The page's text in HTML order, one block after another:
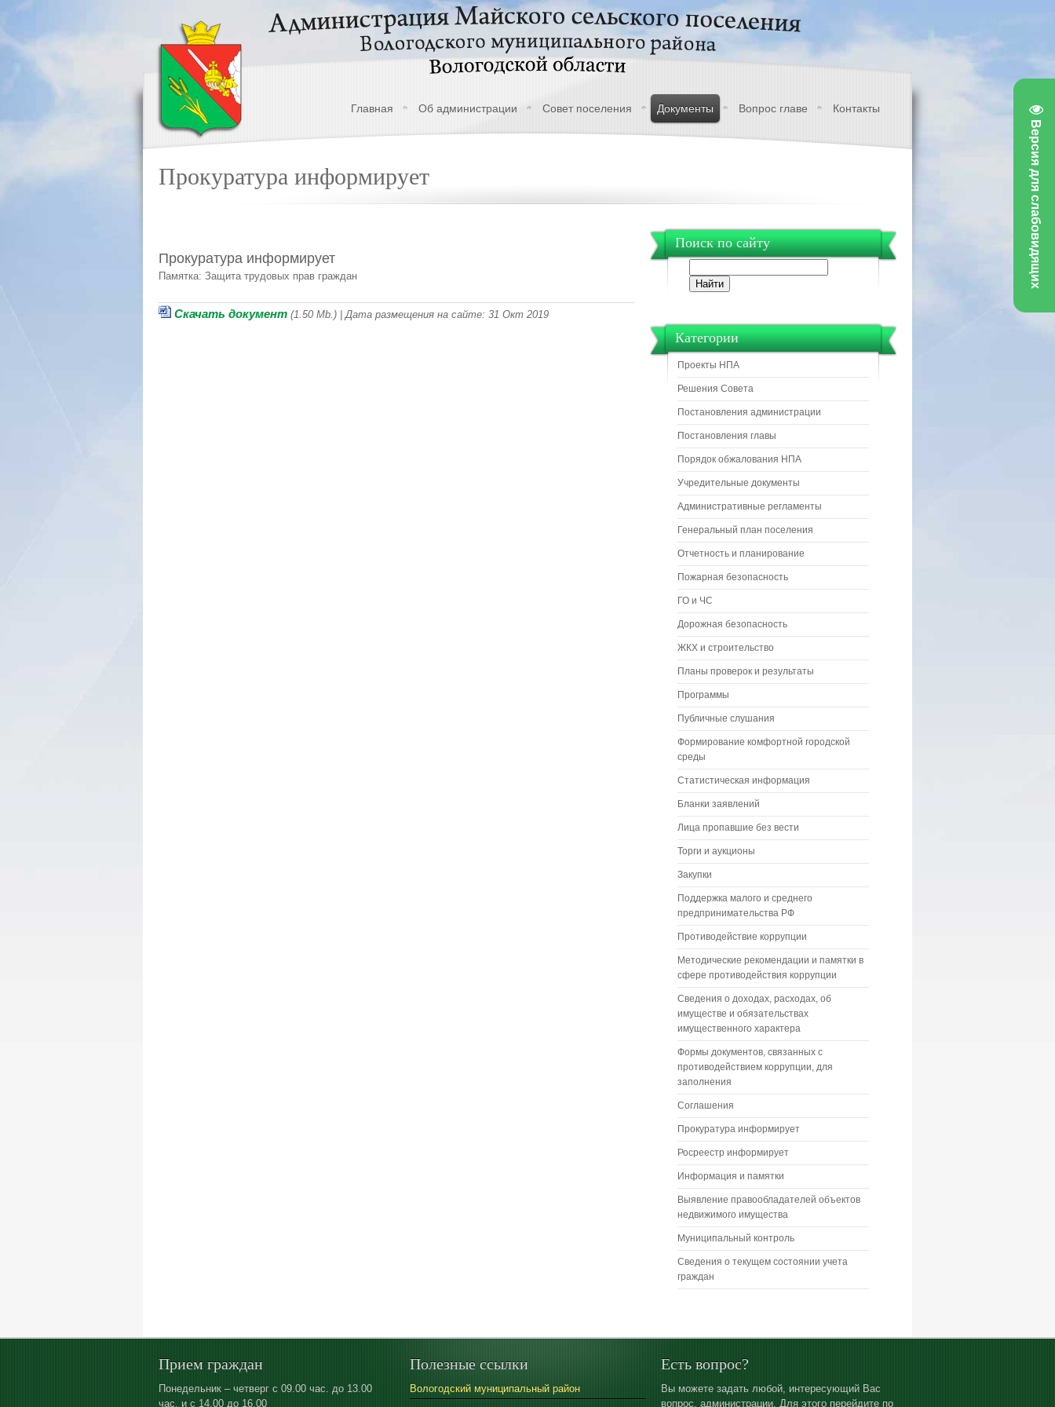
Версия для слабовидящих
Главная Об администрации Совет поселения Документы Вопрос главе Контакты
Прокуратура информирует
Прокуратура информирует
Памятка: Защита трудовых прав граждан
Скачать документ (1.50 Mb.) | Дата размещения на сайте: 31 Окт 2019
Поиск по сайту
Категории
Проекты НПА
Решения Совета
Постановления администрации
Постановления главы
Порядок обжалования НПА
Учредительные документы
Административные регламенты
Генеральный план поселения
Отчетность и планирование
Пожарная безопасность
ГО и ЧС
Дорожная безопасность
ЖКХ и строительство
Планы проверок и результаты
Программы
Публичные слушания
Формирование комфортной городской
среды
Статистическая информация
Бланки заявлений
Лица пропавшие без вести
Торги и аукционы
Закупки
Поддержка малого и среднего
предпринимательства РФ
Противодействие коррупции
Методические рекомендации и памятки в
сфере противодействия коррупции
Сведения о доходах, расходах, об
имуществе и обязательствах
имущественного характера
Формы документов, связанных с
противодействием коррупции, для
заполнения
Соглашения
Прокуратура информирует
Росреестр информирует
Информация и памятки
Выявление правообладателей объектов
недвижимого имущества
Муниципальный контроль
Сведения о текущем состоянии учета
граждан
Прием граждан
Понедельник – четверг с 09.00 час. до 13.00
час. и с 14.00 до 16.00
Полезные ссылки
Вологодский муниципальный район
Есть вопрос?
Вы можете задать любой, интересующий Вас
вопрос, администрации. Для этого перейдите по